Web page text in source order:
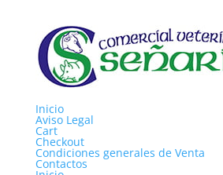
Inicio
Aviso Legal
Cart
Checkout
Condiciones generales de Venta
Contactos